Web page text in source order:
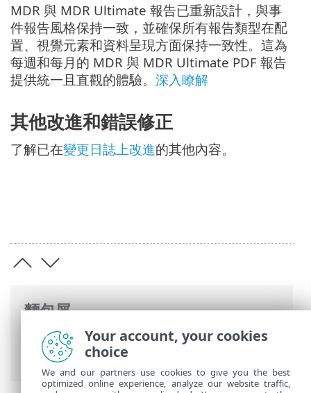
麵包屑
ESET 線上說明>ESET PROTECT>ESET
PROTECT 簡介> 新功能
MDR 與 MDR Ultimate 報告已重新設計，與事
件報告風格保持一致，並確保所有報告類型在配
置、視覺元素和資料呈現方面保持一致性。這為
每週和每月的 MDR 與 MDR Ultimate PDF 報告
提供統一且直觀的體驗。 深入瞭解
其他改進和錯誤修正
了解已在變更日誌上改進的其他內容。
Your account, your cookies
choice
We and our partners use cookies to give you the best
optimized online experience, analyze our website traffic,